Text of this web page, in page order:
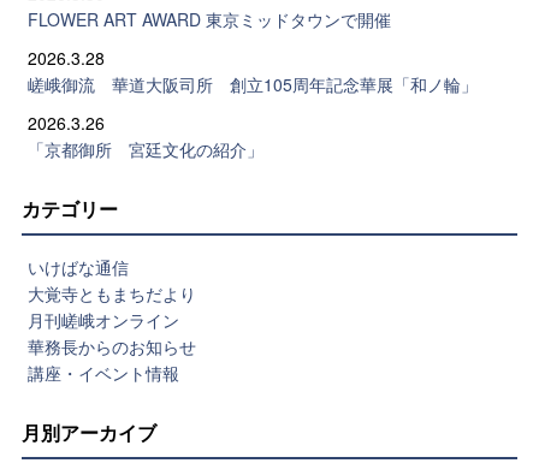
FLOWER ART AWARD 東京ミッドタウンで開催
2026.3.28
嵯峨御流 華道大阪司所 創立105周年記念華展「和ノ輪」
2026.3.26
「京都御所 宮廷文化の紹介」
カテゴリー
いけばな通信
大覚寺ともまちだより
月刊嵯峨オンライン
華務長からのお知らせ
講座・イベント情報
月別アーカイブ